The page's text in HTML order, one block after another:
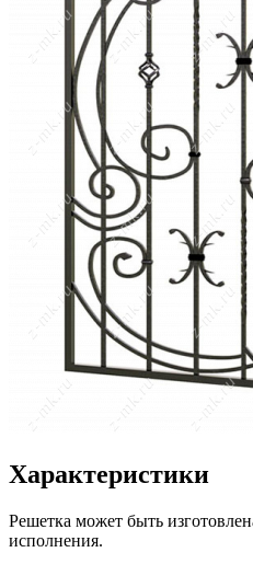
Характеристики
Решетка может быть
исполнения.